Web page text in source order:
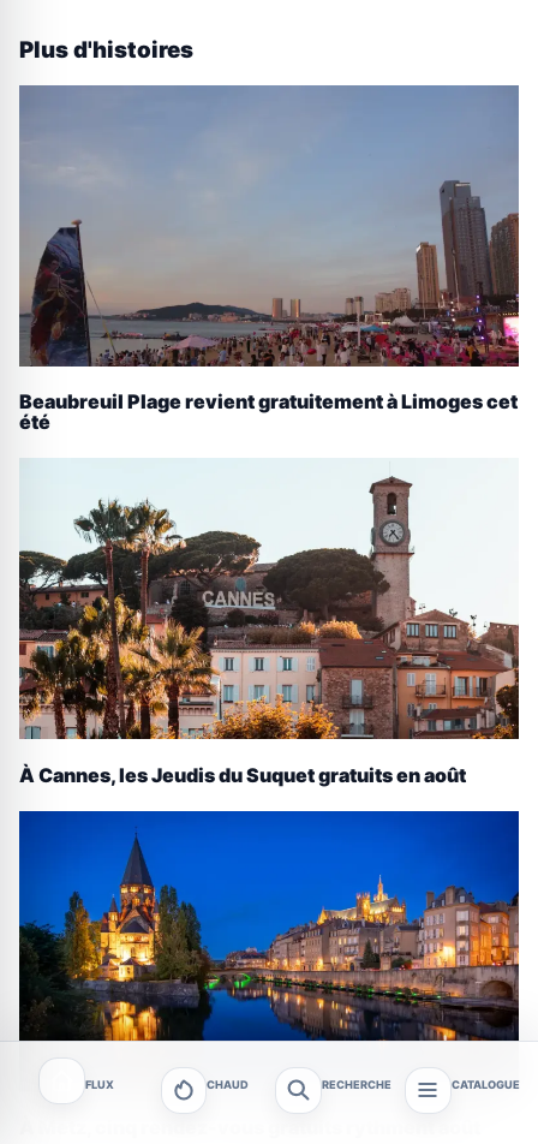
Plus d'histoires
Beaubreuil Plage revient gratuitement à Limoges cet
été
À Cannes, les Jeudis du Suquet gratuits en août
FLUX CHAUD RECHERCHE CATALOGUE